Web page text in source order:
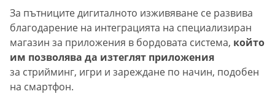
За пътниците дигиталното изживяване се развива
благодарение на интеграцията на специализиран
магазин за приложения в бордовата система, който
им позволява да изтеглят приложения
за стрийминг, игри и зареждане по начин, подобен
на смартфон.